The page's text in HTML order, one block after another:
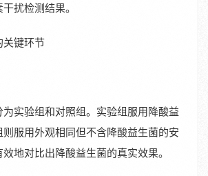
扰检测结果。
关键环节
实验组和对照组。实验组服用降酸益
服用外观相同但不含降酸益生菌的安
地对比出降酸益生菌的真实效果。